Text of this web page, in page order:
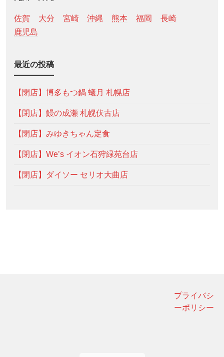
佐賀 大分 宮崎 沖縄 熊本 福岡
長崎
鹿児島
最近の投稿
【閉店】博多もつ鍋 蟻月 札幌店
【閉店】鰻の成瀬 札幌伏古店
【閉店】みゆきちゃん定食
【閉店】We’s イオン石狩緑苑台店
【閉店】ダイソー セリオ大曲店
プライバシ
ーポリシー